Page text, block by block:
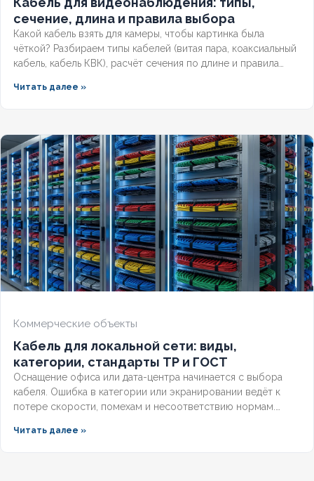
сечение, длина и правила выбора
Какой кабель взять для камеры, чтобы картинка была
чёткой? Разбираем типы кабелей (витая пара, коаксиальный
кабель, кабель КВК), расчёт сечения по длине и правила
потери сигнала.
Читать далее »
Коммерческие объекты
Кабель для локальной сети: виды,
категории, стандарты ТР и ГОСТ
Оснащение офиса или дата-центра начинается с выбора
кабеля. Ошибка в категории или экранировании ведёт к
потере скорости, помехам и несоответствию нормам.
какие категории поддерживает гигабит и 10G, и как
Читать далее »